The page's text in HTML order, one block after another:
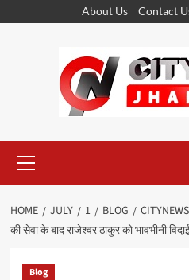
About Us Contact
Menu
HOME JULY 1 BLOG
की सेवा के बाद राजेश्वर ठाकुर को भावभीनी
Blog